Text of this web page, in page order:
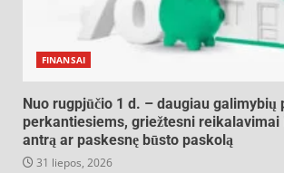
FINANSAI
Nuo rugpjūčio 1 d. – daugiau galimybių
perkantiesiems, griežtesni
antrą ar paskesnę būsto paskolą
31 liepos, 2026